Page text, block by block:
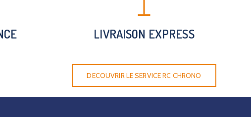
LIVRAISON EXPRESS
DECOUVRIR LE SERVICE RC CHRONO